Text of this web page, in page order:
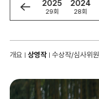
1997
1회
2025
29회
2024
28회
개요 상영작 수상작/심사위원